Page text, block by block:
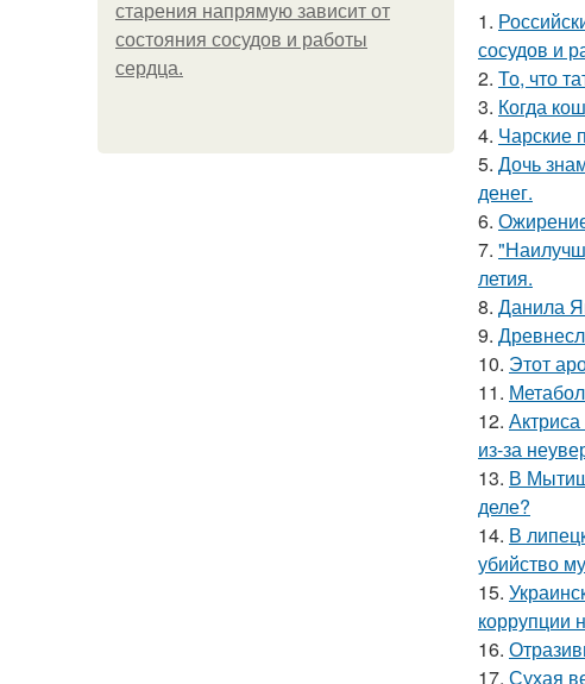
старения напрямую зависит от
состояния сосудов и работы
сердца.
1.
сосудов и
2. То, что
3. Когда
4. Чарские
5. Дочь
денег.
6.
7.
летия.
8. Данила
9.
10. Этот
11.
12.
из-за
13. В
деле?
14. В
убийство
15.
коррупции
16.
17. Сухая